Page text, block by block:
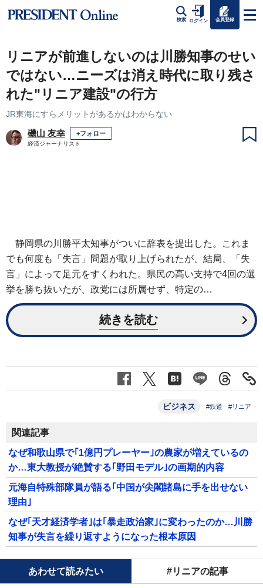
検索 ログイン 会員登録
リニアが前進しないのは川勝知事のせい
ではない…ニーズは消え時代に取り残さ
れた"リニア建設"の行方
JR東海にすらメリットがあるかはわからない
磯山 友幸 +フォロー
経済ジャーナリスト
静岡県の川勝平太知事がついに辞表を提出した。これま
でも何度も「失言」問題が取り上げられたが、結局、「失
言」によって足元をすくわれた。県民の高い支持で4回の選
挙を勝ち抜いたが、政党には所属せず、特定の…
続きを読む
ビジネス #鉄道 #リニア
関連記事
なぜ和歌山県で｢1億円プレーヤー｣の農家が増えているの
か…東大教授が絶賛する｢野田モデル｣の画期的内容
元海自特殊部隊員が語る｢中国が尖閣諸島に手を出せない
理由｣
なぜ｢天才経済学者｣は｢暴走政治家｣に変わったのか…川勝
知事が失言を繰り返すようになった根本原因
あわせて読みたい #リニアの記事